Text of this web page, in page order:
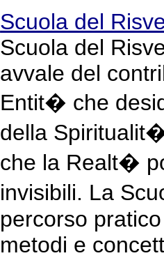
Scuola del
Scuola del
avvale del
Entit� che
della
che la Realt�
invisibili. La
percorso
metodi e